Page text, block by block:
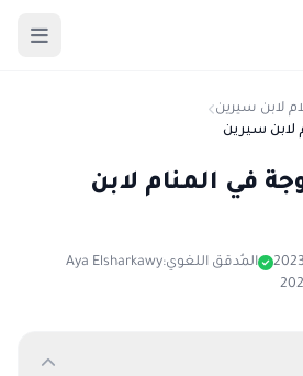
لابن سيرين
لابن سيرين
في المنام لابن
المُدقق اللغوي:Aya Elsharkawy